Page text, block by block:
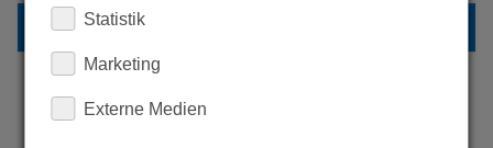
ZURÜCK ZUR ÜBERSICHT
Statistik
Marketing
Externe Medien